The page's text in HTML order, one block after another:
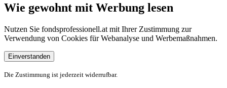
Wie gewohnt mit Werbung lesen
Nutzen Sie fondsprofessionell.at mit Ihrer Zustimmung zur
Verwendung von Cookies für Webanalyse und Werbemaßnahmen.
Einverstanden
Die Zustimmung ist jederzeit widerrufbar.